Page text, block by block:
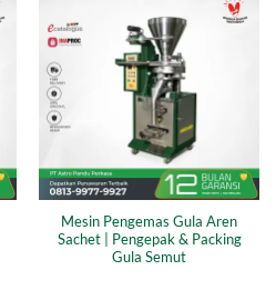
Mesin Pengemas Gula Aren
Sachet | Pengepak & Packing
Gula Semut